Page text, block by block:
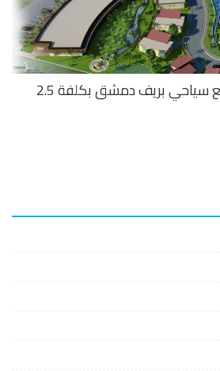
منح رخصة تشييد لمجمع سياحي بريف دمشق بكلفة 2.5